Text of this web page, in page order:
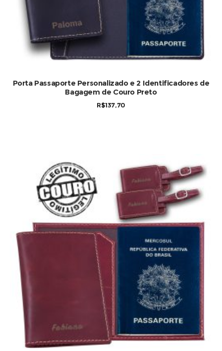
Porta Passaporte Personalizado e 2 Identificadores de
Bagagem de Couro Preto
R$137,70